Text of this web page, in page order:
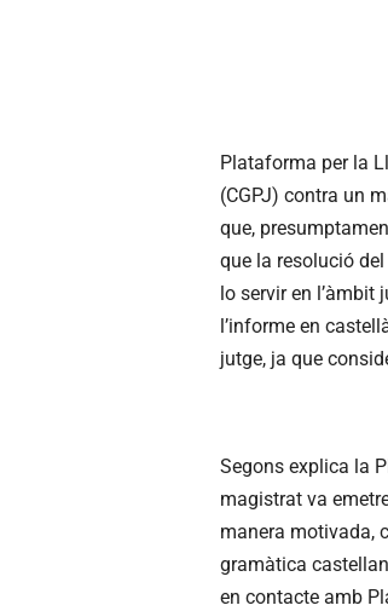
Plataforma per la
(CGPJ) contra un
que,
que la resolució
lo servir en l’àmbit
l’informe en
jutge, ja que
Segons explica la
magistrat va
manera motivada,
gramàtica
en contacte amb